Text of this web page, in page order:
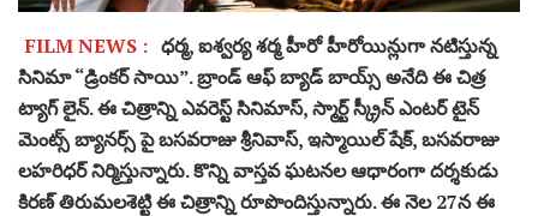
FILM NEWS : ధర్మ, ఐశ్వర్య శర్మ హీరో హీరోయిన్లుగా నటిస్తున్న
సినిమా “డ్రింకర్ సాయి”. బ్రాండ్ ఆఫ్ బ్యాడ్ బాయ్స్ అనేది ఈ చిత్ర
ట్యాగ్ లైన్. ఈ చిత్రాన్ని ఎవరెస్ట్ సినిమాస్, స్మార్ట్ స్క్రీన్ ఎంటర్ టైన్
మెంట్స్ బ్యానర్స్ పై బసవరాజు శ్రీనివాస్, ఇస్మాయిల్ షేక్, బసవరాజు
లహరిధర్ నిర్మిస్తున్నారు. కొన్ని వాస్తవ ఘటనల ఆధారంగా దర్శకుడు
కిరణ్ తిరుమలశెట్టి ఈ చిత్రాన్ని రూపొందిస్తున్నారు. ఈ నెల 27న ఈ